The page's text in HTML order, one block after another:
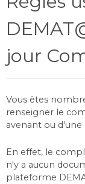
jour
Vous êtes
renseigner le
avenant ou
En effet, le
n'y a aucun
plateforme